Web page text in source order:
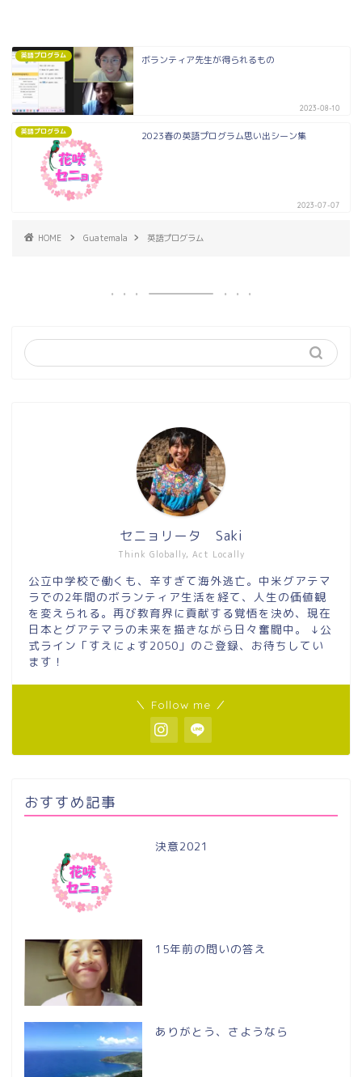
英語プログラム ボランティア先生が得られるもの
2023-08-10
英語プログラム 2023春の英語プログラム思い出シーン集
2023-07-07
HOME Guatemala 英語プログラム
Think Globally, Act Locally
セニョリータ Saki
公立中学校で働くも、辛すぎて海外逃亡。中米グアテマ
ラでの2年間のボランティア生活を経て、人生の価値観
を変えられる。再び教育界に貢献する覚悟を決め、現在
日本とグアテマラの未来を描きながら日々奮闘中。 ↓公
式ライン「すえにょす2050」のご登録、お待ちしてい
ます！
＼ Follow me ／
おすすめ記事
決意2021
15年前の問いの答え
ありがとう、さようなら